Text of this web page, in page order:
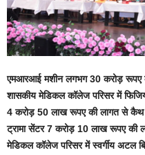
एमआरआई मशीन लगभग 30 करोड़ रूपए
शासकीय मेडिकल कॉलेज परिसर में
4 करोड़ 50 लाख रूपए की लागत से कैथ
ट्रामा सेंटर 7 करोड़ 10 लाख रूपए की
मेडिकल कॉलेज परिसर में स्वर्गीय अटल